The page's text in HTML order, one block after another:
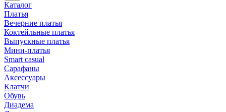
Каталог
Платья
Вечерние платья
Коктейльные платья
Выпускные платья
Мини-платья
Smart casual
Сарафаны
Аксессуары
Клатчи
Обувь
Диадема